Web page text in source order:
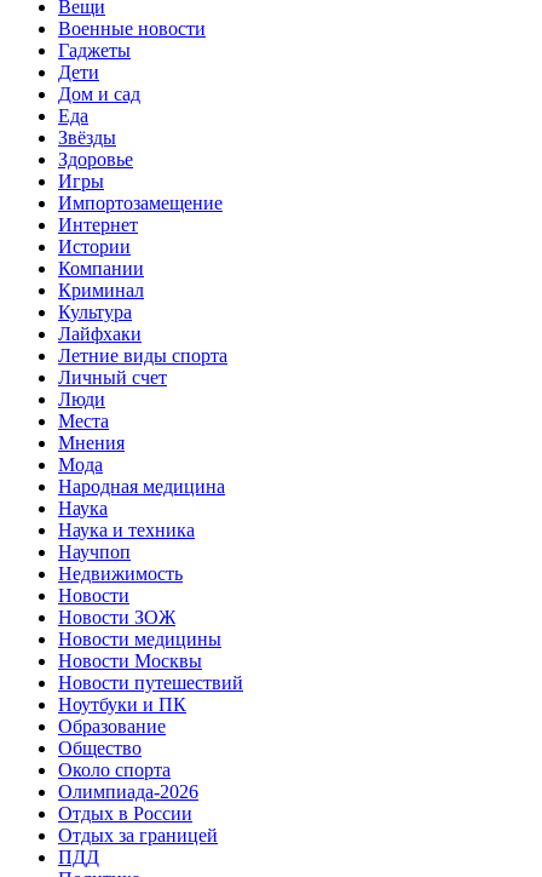
Вещи
Военные новости
Гаджеты
Дети
Дом и сад
Еда
Звёзды
Здоровье
Игры
Импортозамещение
Интернет
Истории
Компании
Криминал
Культура
Лайфхаки
Летние виды спорта
Личный счет
Люди
Места
Мнения
Мода
Народная медицина
Наука
Наука и техника
Научпоп
Недвижимость
Новости
Новости ЗОЖ
Новости медицины
Новости Москвы
Новости путешествий
Ноутбуки и ПК
Образование
Общество
Около спорта
Олимпиада-2026
Отдых в России
Отдых за границей
ПДД